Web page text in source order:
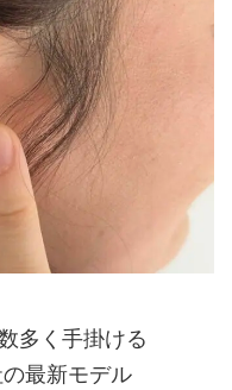
多く手掛ける
最新モデル